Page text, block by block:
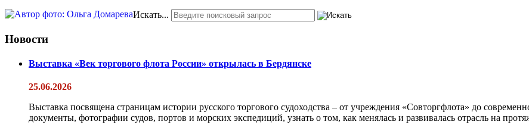
Искать...
Новости
Выставка «Век торгового флота России» открылась в Бердянске
25.06.2026
Выставка посвящена страницам истории русского торгового судоходства – от учреждения «Совторгфлота» до
документы, фотографии судов, портов и морских экспедиций, узнать о том, как менялась и развивалась отрасль на